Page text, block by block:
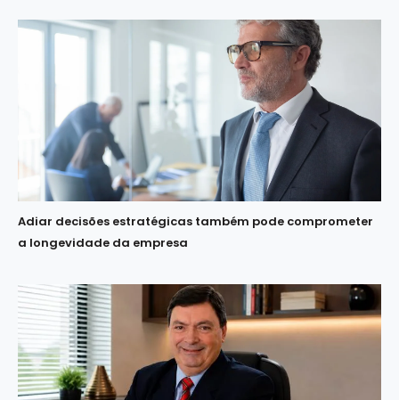
Adiar decisões estratégicas também pode comprometer
a longevidade da empresa